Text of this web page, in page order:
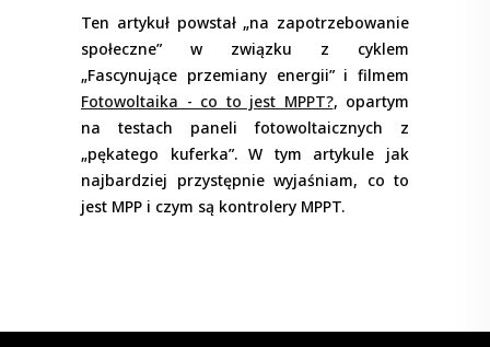
Ten artykuł powstał „na zapotrzebowanie
społeczne” w związku z cyklem
„Fascynujące przemiany energii” i filmem
Fotowoltaika - co to jest MPPT?, opartym
na testach paneli fotowoltaicznych z
„pękatego kuferka”. W tym artykule jak
najbardziej przystępnie wyjaśniam, co to
jest MPP i czym są kontrolery MPPT.